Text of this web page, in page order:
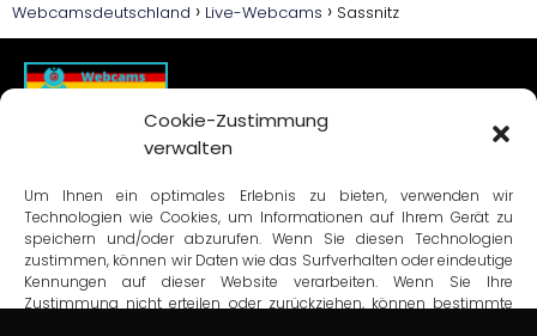
Cookie-Zustimmung
verwalten
Um Ihnen ein optimales Erlebnis zu bieten, verwenden wir
Technologien wie Cookies, um Informationen auf Ihrem Gerät zu
speichern und/oder abzurufen. Wenn Sie diesen Technologien
zustimmen, können wir Daten wie das Surfverhalten oder eindeutige
Kennungen auf dieser Website verarbeiten. Wenn Sie Ihre
Zustimmung nicht erteilen oder zurückziehen, können bestimmte
Webcamsdeutschland Live-Webcams Sassnitz
Datenschutzbestimmungen
Bedingungen und Konditionen